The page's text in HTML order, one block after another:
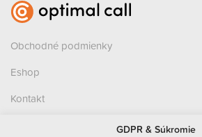
Obchodné podmienky
Eshop
Kontakt
Zásady ochrany osobných údajov (GDPR)
GDPR & Súkromie